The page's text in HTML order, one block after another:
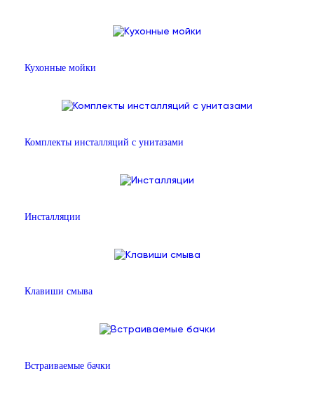
Кухонные мойки
Комплекты инсталляций с унитазами
Инсталляции
Клавиши смыва
Встраиваемые бачки